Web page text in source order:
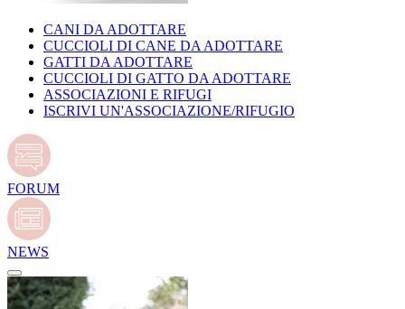
CANI DA ADOTTARE
CUCCIOLI DI CANE DA ADOTTARE
GATTI DA ADOTTARE
CUCCIOLI DI GATTO DA ADOTTARE
ASSOCIAZIONI E RIFUGI
ISCRIVI UN'ASSOCIAZIONE/RIFUGIO
FORUM
NEWS